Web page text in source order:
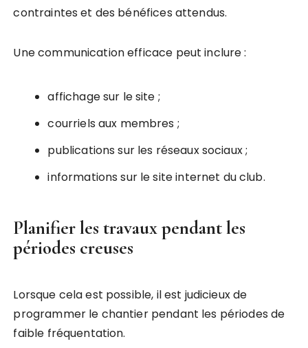
contraintes et des bénéfices attendus.
Une communication efficace peut inclure :
affichage sur le site ;
courriels aux membres ;
publications sur les réseaux sociaux ;
informations sur le site internet du club.
Planifier les travaux pendant les
périodes creuses
Lorsque cela est possible, il est judicieux de
programmer le chantier pendant les périodes de
faible fréquentation.